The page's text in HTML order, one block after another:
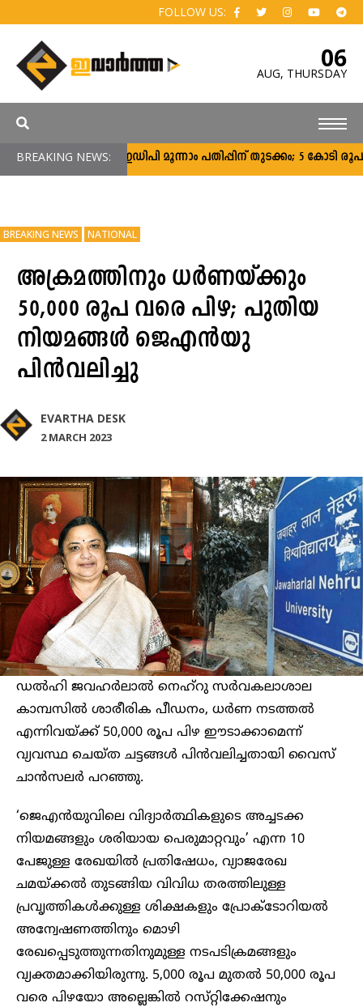
FOLLOW US:
06
AUG, THURSDAY
BREAKING NEWS:സി‌എംഇഡിപി മൂന്നാം പതിപ്പിന് തുടക്കം; 5 കോടി രൂപ
BREAKING NEWS NATIONAL
അക്രമത്തിനും ധർണയ്ക്കും
50,000 രൂപ വരെ പിഴ; പുതിയ
നിയമങ്ങൾ ജെഎൻയു
പിൻവലിച്ചു
EVARTHA DESK
2 MARCH 2023
ഡൽഹി ജവഹർലാൽ നെഹ്‌റു സർവകലാശാല
കാമ്പസിൽ ശാരീരിക പീഡനം, ധർണ നടത്തൽ
എന്നിവയ്ക്ക് 50,000 രൂപ പിഴ ഈടാക്കാമെന്ന്
വ്യവസ്ഥ ചെയ്ത ചട്ടങ്ങൾ പിൻവലിച്ചതായി വൈസ്
ചാൻസലർ പറഞ്ഞു.
‘ജെഎൻയുവിലെ വിദ്യാർത്ഥികളുടെ അച്ചടക്ക
നിയമങ്ങളും ശരിയായ പെരുമാറ്റവും’ എന്ന 10
പേജുള്ള രേഖയിൽ പ്രതിഷേധം, വ്യാജരേഖ
ചമയ്ക്കൽ തുടങ്ങിയ വിവിധ തരത്തിലുള്ള
പ്രവൃത്തികൾക്കുള്ള ശിക്ഷകളും പ്രോക്ടോറിയൽ
അന്വേഷണത്തിനും മൊഴി
രേഖപ്പെടുത്തുന്നതിനുമുള്ള നടപടിക്രമങ്ങളും
വ്യക്തമാക്കിയിരുന്നു. 5,000 രൂപ മുതൽ 50,000 രൂപ
വരെ പിഴയോ അല്ലെങ്കിൽ റസ്‌റ്റിക്കേഷനും